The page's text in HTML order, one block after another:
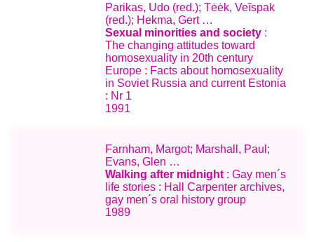
Parikas, Udo (red.); Tėėk, Veĭspak
(red.); Hekma, Gert …
Sexual minorities and society :
The changing attitudes toward
homosexuality in 20th century
Europe : Facts about homosexuality
in Soviet Russia and current Estonia
: Nr 1
1991
Farnham, Margot; Marshall, Paul;
Evans, Glen …
Walking after midnight : Gay men´s
life stories : Hall Carpenter archives,
gay men´s oral history group
1989